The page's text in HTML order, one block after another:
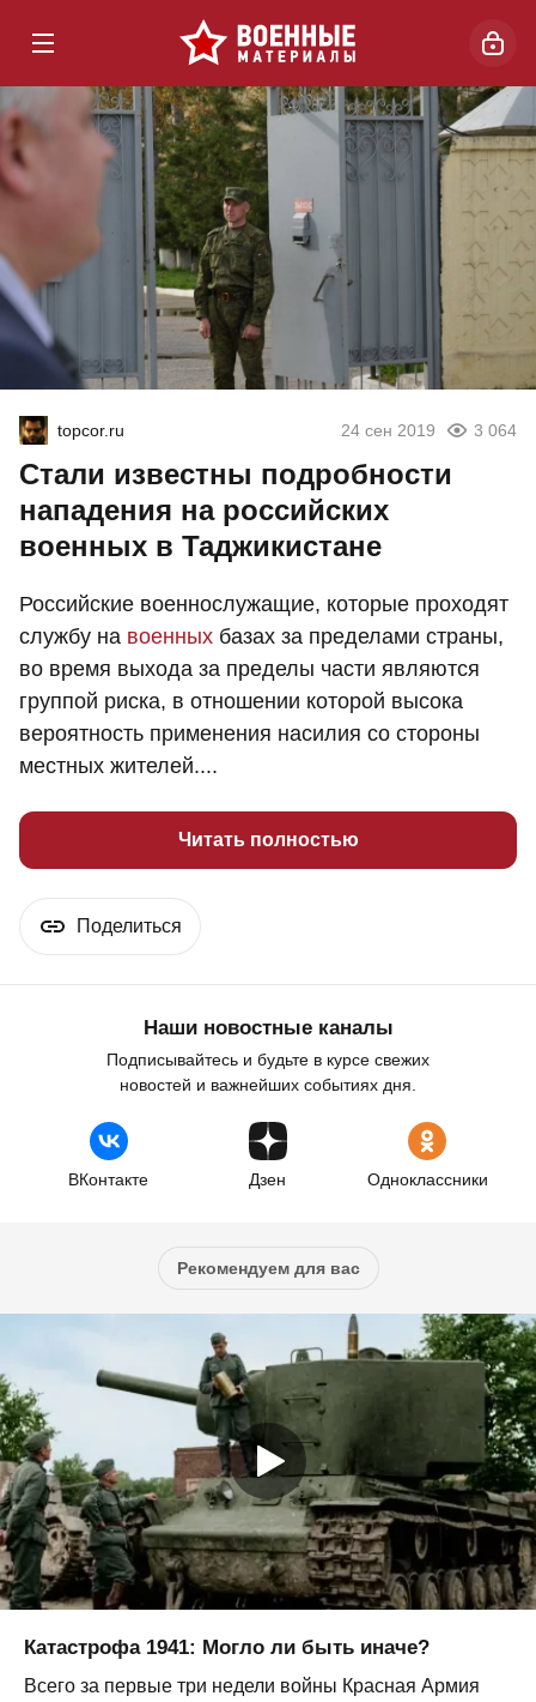
topcor.ru 24 сен 2019 3 064
Стали известны подробности
нападения на российских
военных в Таджикистане
Российские военнослужащие, которые проходят
службу на военных базах за пределами страны,
во время выхода за пределы части являются
группой риска, в отношении которой высока
вероятность применения насилия со стороны
местных жителей....
Читать полностью
Поделиться
Наши новостные каналы
Подписывайтесь и будьте в курсе свежих
новостей и важнейших событиях дня.
ВКонтакте Дзен Одноклассники
Рекомендуем для вас
Катастрофа 1941: Могло ли быть иначе?
Всего за первые три недели войны Красная Армия